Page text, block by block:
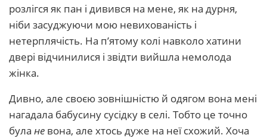
розлігся як пан і дивився на мене, як на дурня,
ніби засуджуючи мою невихованість і
нетерплячість. На п’ятому колі навколо хатини
двері відчинилися і звідти вийшла немолода
жінка.
Дивно, але своєю зовнішністю й одягом вона мені
нагадала бабусину сусідку в селі. Тобто це точно
була не вона, але хтось дуже на неї схожий. Хоча